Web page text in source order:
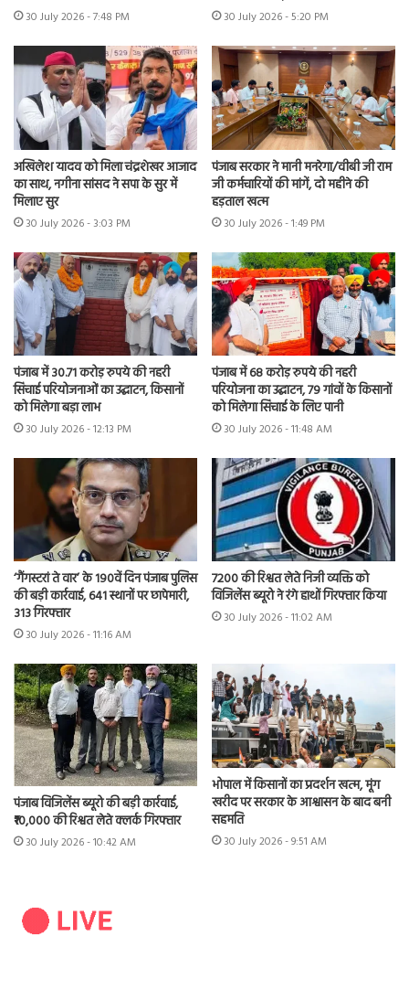
30 July 2026 - 7:48 PM 30 July 2026 - 5:20 PM
अखिलेश यादव को मिला चंद्रशेखर आजाद
का साथ, नगीना सांसद ने सपा के सुर में
मिलाए सुर
30 July 2026 - 3:03 PM
पंजाब सरकार ने मानी मनरेगा/वीबी जी राम
जी कर्मचारियों की मांगें, दो महीने की
हड़ताल खत्म
30 July 2026 - 1:49 PM
पंजाब में 30.71 करोड़ रुपये की नहरी
सिंचाई परियोजनाओं का उद्घाटन, किसानों
को मिलेगा बड़ा लाभ
30 July 2026 - 12:13 PM
पंजाब में 68 करोड़ रुपये की नहरी
परियोजना का उद्घाटन, 79 गांवों के किसानों
को मिलेगा सिंचाई के लिए पानी
30 July 2026 - 11:48 AM
‘गैंगस्टरां ते वार’ के 190वें दिन पंजाब पुलिस
की बड़ी कार्रवाई, 641 स्थानों पर छापेमारी,
313 गिरफ्तार
30 July 2026 - 11:16 AM
7200 की रिश्वत लेते निजी व्यक्ति को
विजिलेंस ब्यूरो ने रंगे हाथों गिरफ्तार किया
30 July 2026 - 11:02 AM
पंजाब विजिलेंस ब्यूरो की बड़ी कार्रवाई,
₹10,000 की रिश्वत लेते क्लर्क गिरफ्तार
30 July 2026 - 10:42 AM
भोपाल में किसानों का प्रदर्शन खत्म, मूंग
खरीद पर सरकार के आश्वासन के बाद बनी
सहमति
30 July 2026 - 9:51 AM